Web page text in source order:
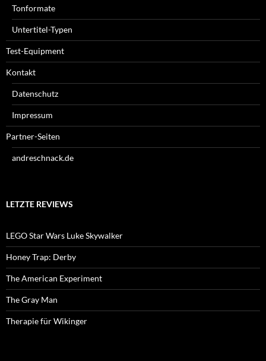
Tonformate
Untertitel-Typen
Test-Equipment
Kontakt
Datenschutz
Impressum
Partner-Seiten
andreschnack.de
LETZTE REVIEWS
LEGO Star Wars Luke Skywalker
Honey Trap: Derby
The American Experiment
The Gray Man
Therapie für Wikinger